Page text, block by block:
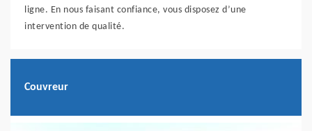
ligne. En nous faisant confiance, vous disposez d’une
intervention de qualité.
Couvreur